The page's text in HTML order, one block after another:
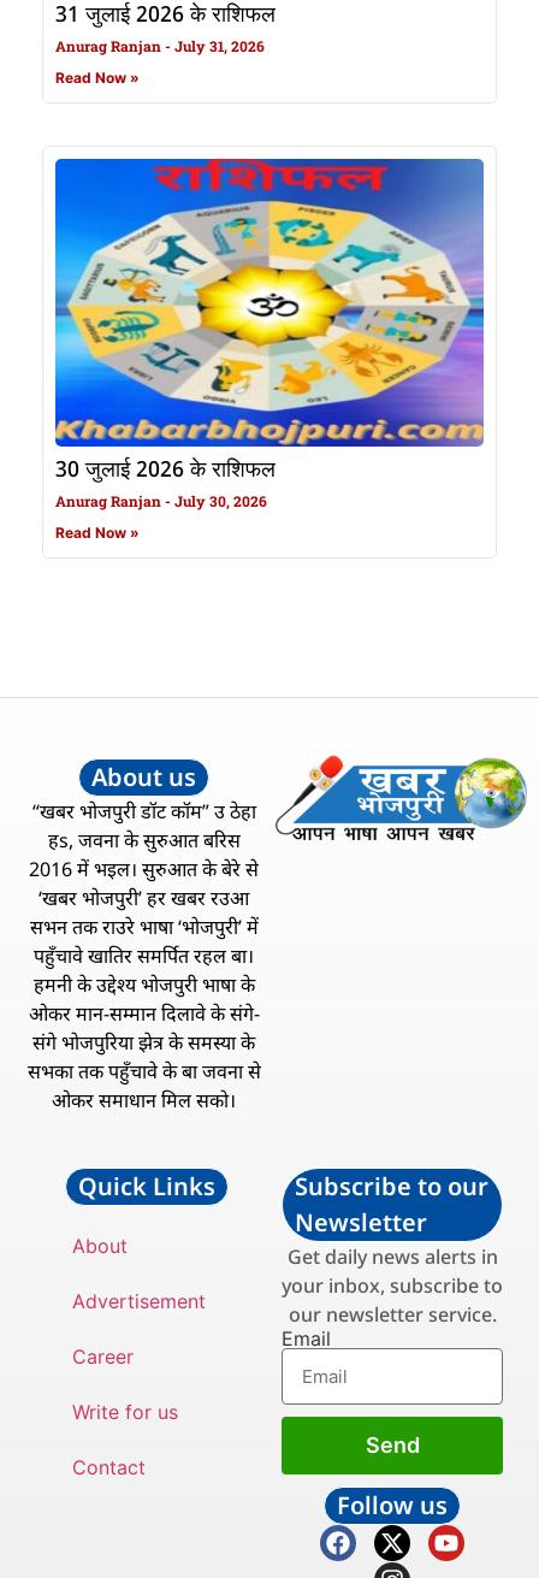
31 जुलाई 2026 के राशिफल
Anurag Ranjan July 31, 2026
Read Now »
30 जुलाई 2026 के राशिफल
Anurag Ranjan July 30, 2026
Read Now »
About us
“खबर भोजपुरी डॉट कॉम” उ ठेहा
हs, जवना के सुरुआत बरिस
2016 में भइल। सुरुआत के बेरे से
‘खबर भोजपुरी’ हर खबर रउआ
सभन तक राउरे भाषा ‘भोजपुरी’ में
पहुँचावे खातिर समर्पित रहल बा।
हमनी के उद्देश्य भोजपुरी भाषा के
ओकर मान-सम्मान दिलावे के संगे-
संगे भोजपुरिया झेत्र के समस्या के
सभका तक पहुँचावे के बा जवना से
ओकर समाधान मिल सको।
Quick Links
About
Advertisement
Career
Write for us
Contact
Subscribe to our
Newsletter
Get daily news alerts in
your inbox, subscribe to
our newsletter service.
Email
Send
Follow us